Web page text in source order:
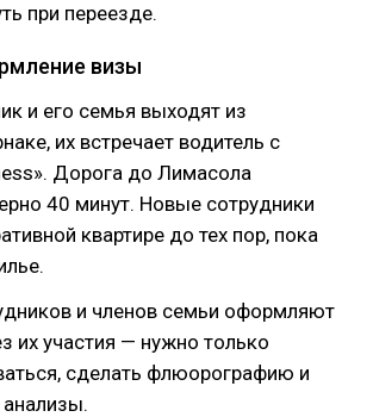
при переезде.
визы
и его семья выходят из
их встречает водитель с
Дорога до Лимасола
40 минут. Новые сотрудники
квартире до тех пор, пока
и членов семьи оформляют
их участия — нужно только
сделать флюорографию и
анализы.